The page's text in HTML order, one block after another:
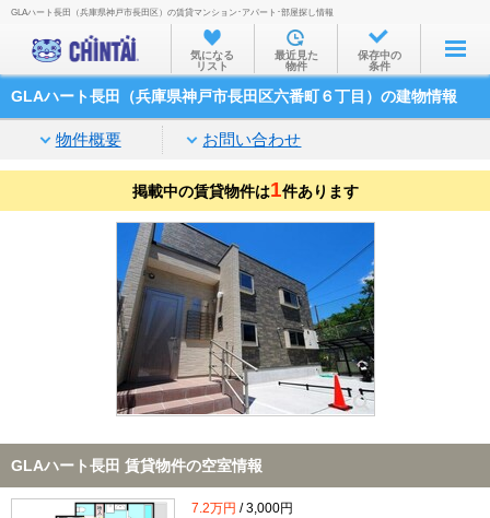
お部屋を探す
沿線・駅から
家賃相場から
通勤通学時間から
不動産会社から
TOP
GLAハート長田（兵庫県神戸市長田区）の賃貸マンション･アパート･部屋探し情報
気になる
リスト
最近見た
物件
保存中の
条件
GLAハート長田（兵庫県神戸市長田区六番町６丁目）の建物情報
物件概要 お問い合わせ
掲載中の賃貸物件は1件あります
GLAハート長田 賃貸物件の空室情報
7.2万円 / 3,000円